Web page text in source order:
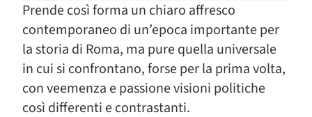
Prende così forma un chiaro affresco
contemporaneo di un’epoca importante per
la storia di Roma, ma pure quella universale
in cui si confrontano, forse per la prima volta,
con veemenza e passione visioni politiche
così differenti e contrastanti.